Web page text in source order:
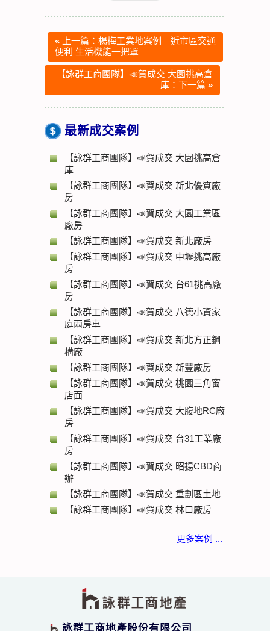
« 上一篇：楊梅工業地案例｜近市區交通
便利 生活機能一把罩
【詠群工商團隊】📣賀成交 大園挑高倉
庫：下一篇 »
最新成交案例
【詠群工商團隊】📣賀成交 大園挑高倉
庫
【詠群工商團隊】📣賀成交 新北優質廠
房
【詠群工商團隊】📣賀成交 大園工業區
廠房
【詠群工商團隊】📣賀成交 新北廠房
【詠群工商團隊】📣賀成交 中壢挑高廠
房
【詠群工商團隊】📣賀成交 台61挑高廠
房
【詠群工商團隊】📣賀成交 八德小資家
庭兩房車
【詠群工商團隊】📣賀成交 新北方正鋼
構廠
【詠群工商團隊】📣賀成交 新豐廠房
【詠群工商團隊】📣賀成交 桃園三角窗
店面
【詠群工商團隊】📣賀成交 大腹地RC廠
房
【詠群工商團隊】📣賀成交 台31工業廠
房
【詠群工商團隊】📣賀成交 昭揚CBD商
辦
【詠群工商團隊】📣賀成交 重劃區土地
【詠群工商團隊】📣賀成交 林口廠房
更多案例 ...
詠群工商地產股份有限公司